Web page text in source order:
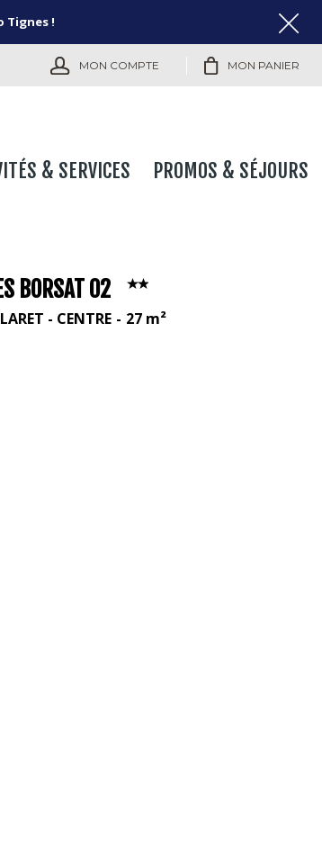
Tignes !
MON COMPTE MON PANIER
& SERVICES PROMOS & SÉJOURS
BORSAT 02
- CENTRE 27 m²